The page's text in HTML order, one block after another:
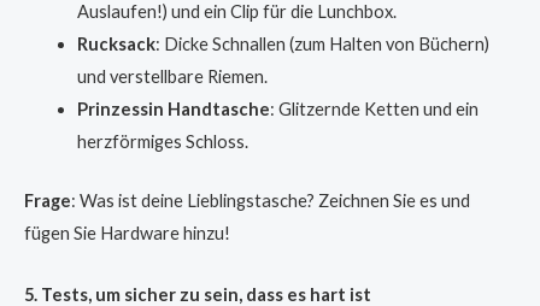
Auslaufen!) und ein Clip für die Lunchbox.
Rucksack: Dicke Schnallen (zum Halten von Büchern)
und verstellbare Riemen.
Prinzessin Handtasche: Glitzernde Ketten und ein
herzförmiges Schloss.
Frage: Was ist deine Lieblingstasche? Zeichnen Sie es und
fügen Sie Hardware hinzu!
5. Tests, um sicher zu sein, dass es hart ist